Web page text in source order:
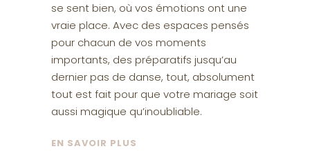
se sent bien, où vos émotions ont une
vraie place. Avec des espaces pensés
pour chacun de vos moments
importants, des préparatifs jusqu’au
dernier pas de danse, tout, absolument
tout est fait pour que votre mariage soit
aussi magique qu’inoubliable.
EN SAVOIR PLUS